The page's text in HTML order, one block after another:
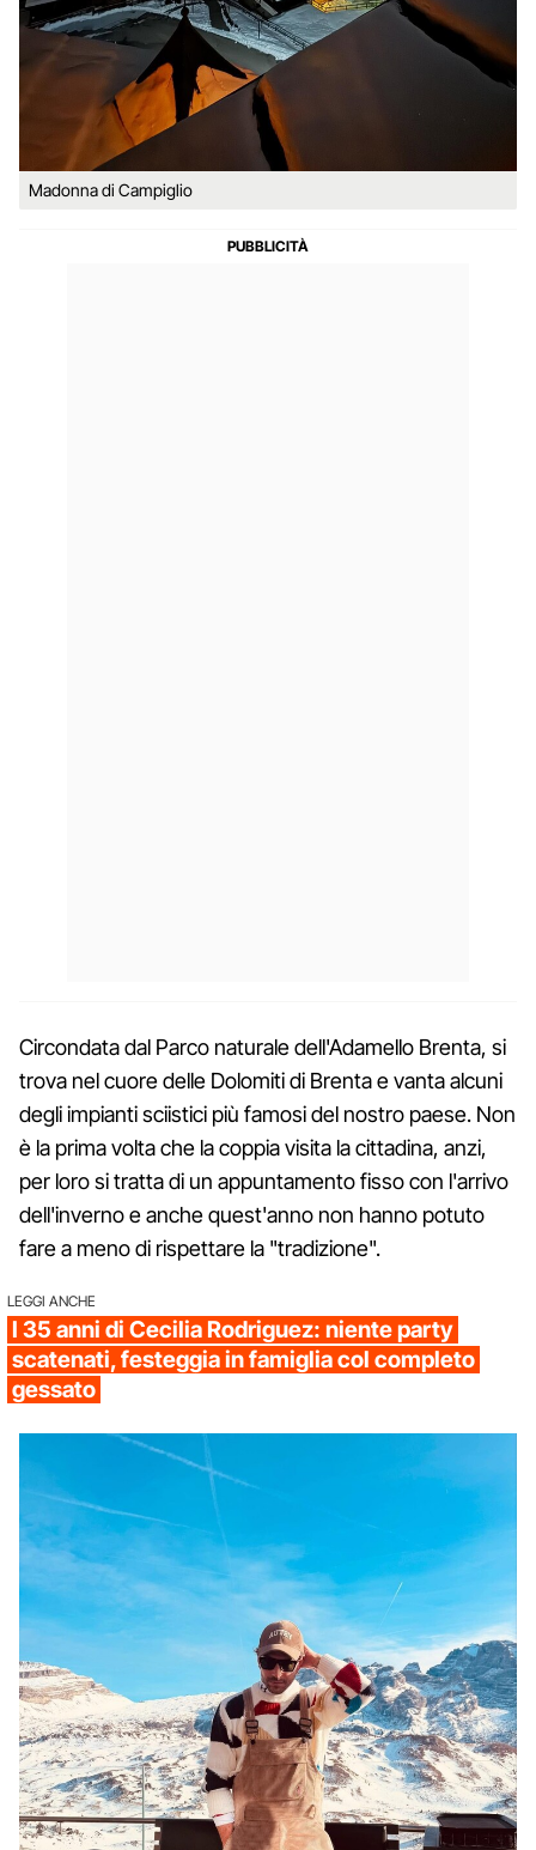
Madonna di Campiglio
Circondata dal Parco naturale dell'Adamello Brenta, si
trova nel cuore delle Dolomiti di Brenta e vanta alcuni
degli impianti sciistici più famosi del nostro paese. Non
è la prima volta che la coppia visita la cittadina, anzi,
per loro si tratta di un appuntamento fisso con l'arrivo
dell'inverno e anche quest'anno non hanno potuto
fare a meno di rispettare la "tradizione".
LEGGI ANCHE
I 35 anni di Cecilia Rodriguez: niente party
scatenati, festeggia in famiglia col completo
gessato